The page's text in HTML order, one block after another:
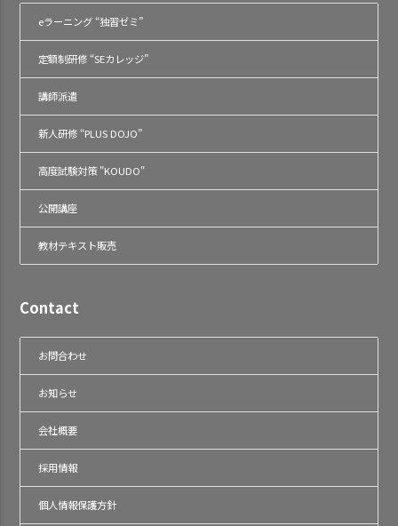
eラーニング “独習ゼミ”
定額制研修 “SEカレッジ”
講師派遣
新人研修 “PLUS DOJO”
高度試験対策 "KOUDO"
公開講座
教材テキスト販売
Contact
お問合わせ
お知らせ
会社概要
採用情報
個人情報保護方針